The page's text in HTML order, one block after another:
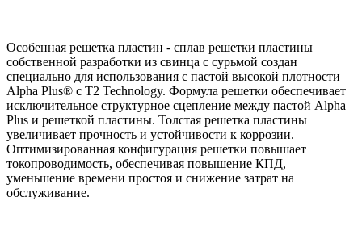
Особенная решетка пластин - сплав решетки пластины
собственной разработки из свинца с сурьмой создан
специально для использования с пастой высокой плотности
Alpha Plus® с T2 Technology. Формула решетки обеспечивает
исключительное структурное сцепление между пастой Alpha
Plus и решеткой пластины. Толстая решетка пластины
увеличивает прочность и устойчивости к коррозии.
Оптимизированная конфигурация решетки повышает
токопроводимость, обеспечивая повышение КПД,
уменьшение времени простоя и снижение затрат на
обслуживание.